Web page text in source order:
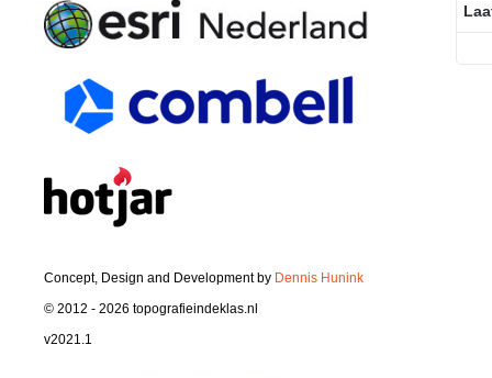
Concept, Design and Development by Dennis Hunink
© 2012 - 2026 topografieindeklas.nl
v2021.1